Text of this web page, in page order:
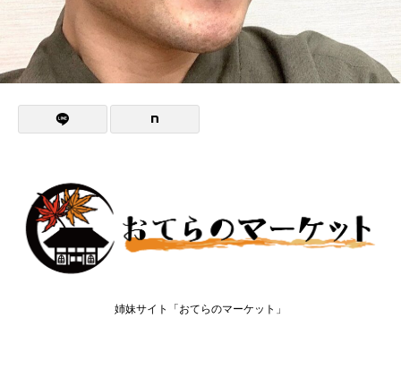
姉妹サイト「おてらのマーケット」